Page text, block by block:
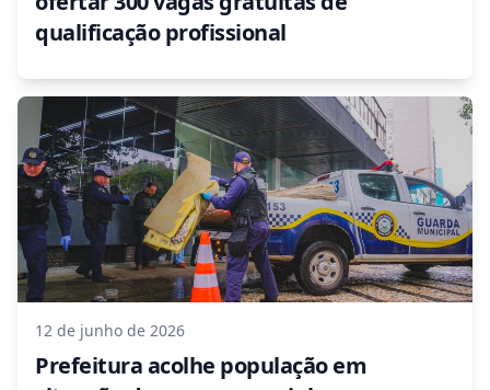
qualificação profissional
12 de junho de 2026
Prefeitura acolhe população em